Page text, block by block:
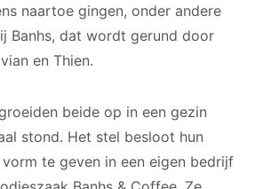
naartoe gingen, onder andere
Banhs, dat wordt gerund door
en Thien.
beide op in een gezin
stond. Het stel besloot hun
te geven in een eigen bedrijf